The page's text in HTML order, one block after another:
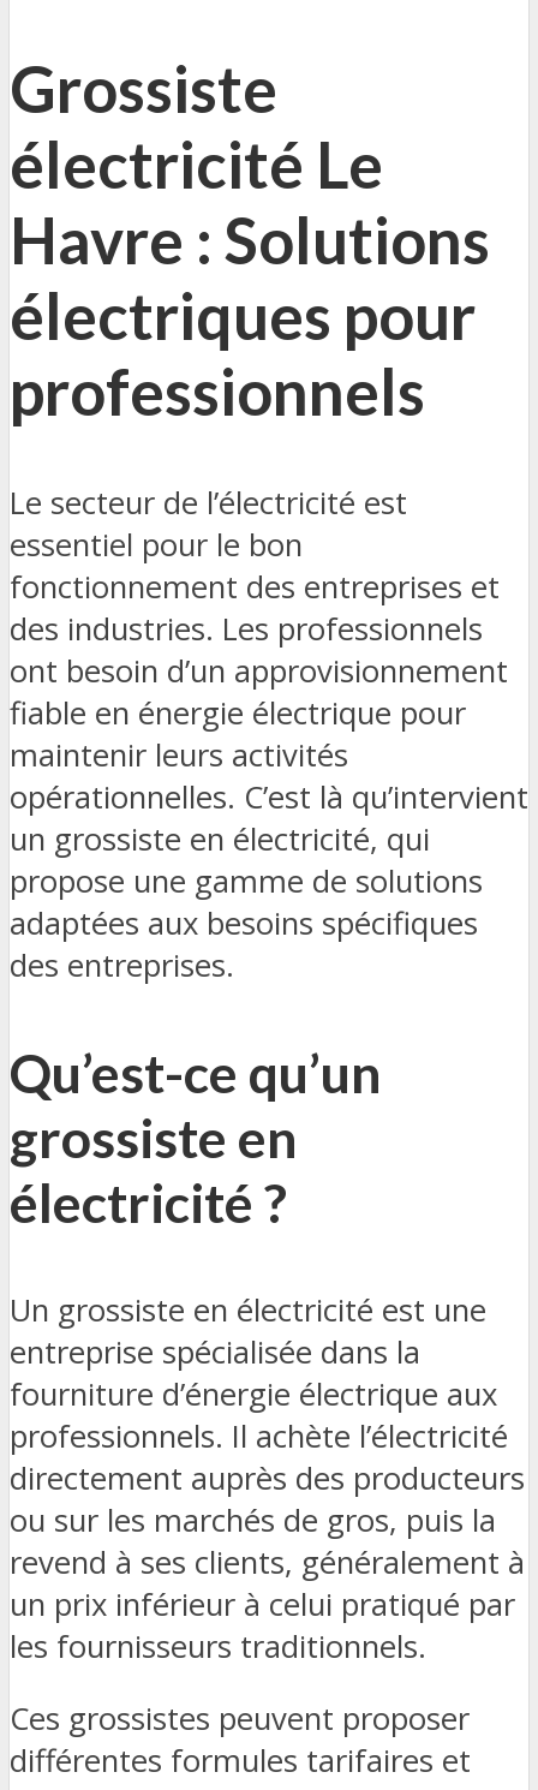
Grossiste
électricité Le
Havre : Solutions
électriques pour
professionnels
Le secteur de l’électricité est
essentiel pour le bon
fonctionnement des entreprises et
des industries. Les professionnels
ont besoin d’un approvisionnement
fiable en énergie électrique pour
maintenir leurs activités
opérationnelles. C’est là qu’intervient
un grossiste en électricité, qui
propose une gamme de solutions
adaptées aux besoins spécifiques
des entreprises.
Qu’est-ce qu’un
grossiste en
électricité ?
Un grossiste en électricité est une
entreprise spécialisée dans la
fourniture d’énergie électrique aux
professionnels. Il achète l’électricité
directement auprès des producteurs
ou sur les marchés de gros, puis la
revend à ses clients, généralement à
un prix inférieur à celui pratiqué par
les fournisseurs traditionnels.
Ces grossistes peuvent proposer
différentes formules tarifaires et